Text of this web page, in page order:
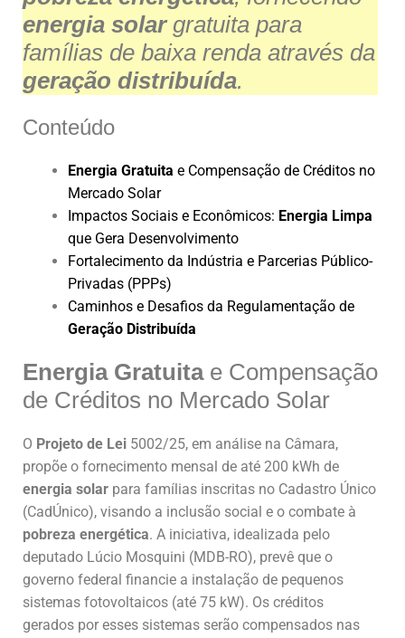
p
p
o
o
k
n
energia solargratuita para
famílias de baixa renda através da
geração distribuída.
Conteúdo
Energia Gratuita e Compensação de Créditos no
Mercado Solar
Impactos Sociais e Econômicos: Energia Limpa
que Gera Desenvolvimento
Fortalecimento da Indústria e Parcerias Público-
Privadas (PPPs)
Caminhos e Desafios da Regulamentação de
Geração Distribuída
Energia Gratuitae Compensação
de Créditos no Mercado Solar
O Projeto de Lei 5002/25, em análise na Câmara,
propõe o fornecimento mensal de até 200 kWh de
energia solar para famílias inscritas no Cadastro Único
(CadÚnico), visando a inclusão social e o combate à
pobreza energética. A iniciativa, idealizada pelo
deputado Lúcio Mosquini (MDB-RO), prevê que o
governo federal financie a instalação de pequenos
sistemas fotovoltaicos (até 75 kW). Os créditos
gerados por esses sistemas serão compensados nas